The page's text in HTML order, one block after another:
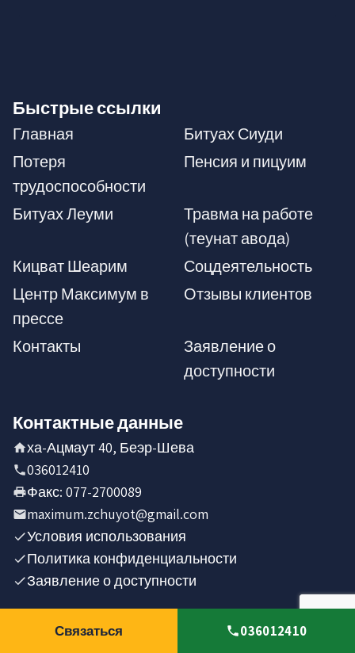
Быстрые ссылки
Главная
Битуах Сиуди
Потеря
трудоспособности
Пенсия и пицуим
Битуах Леуми
Травма на работе
(теунат авода)
Кицват Шеарим
Соцдеятельность
Центр Максимум в
прессе
Отзывы клиентов
Контакты
Заявление о
доступности
Контактные данные
ха-Ацмаут 40, Беэр-Шева
036012410
Факс: 077-2700089
maximum.zchuyot@gmail.com
Условия использования
Политика конфиденциальности
Заявление о доступности
Связаться 036012410